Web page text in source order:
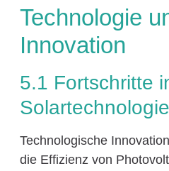
Technologie
Innovation
5.1 Fortschritte
Solartechnologie
Technologische
die Effizienz von